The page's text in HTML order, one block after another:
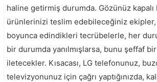
haline getirmiş durumda. Gözünüz
ürünlerinizi teslim edebileceğiniz ekipler,
boyunca edindikleri tecrübelerle, her
bir durumda yanılmışlarsa, bunu şeffaf
iletecekler. Kısacası, LG telefonunuz,
televizyonunuz için çağrı yaptığınızda,